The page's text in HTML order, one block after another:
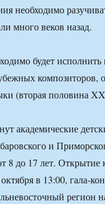
необходимо
много веков назад.
будет
композиторов,
(вторая половина
академические
и
8 до 17 лет. Открытие
в 13:00, гала-
регион